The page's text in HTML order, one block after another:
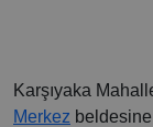
Karşıyaka
Merkez